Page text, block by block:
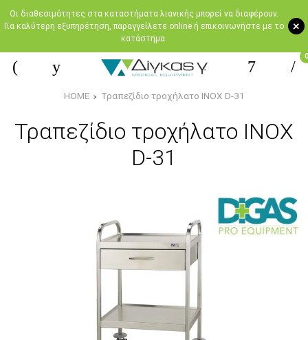
+
Oι διαθεσιμότητες στα καταστήματα λιανικής μπορεί να διαφέρουν.
Για καλύτερη εξυπηρέτηση, παραγγείλετε online ή επικοινωνήστε με το
κατάστημα.
0
HOME Τραπεζίδιο τροχήλατο INOX D-31
Τραπεζίδιο τροχήλατο INOX
D-31